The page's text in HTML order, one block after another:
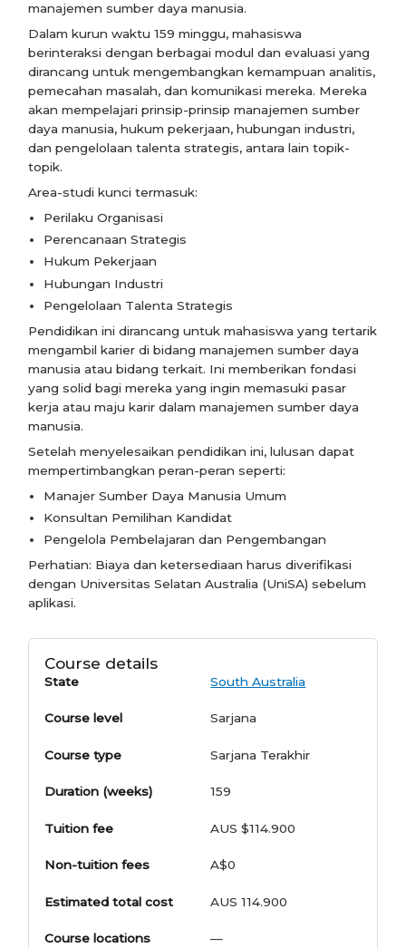
manajemen sumber daya manusia.
Dalam kurun waktu 159 minggu, mahasiswa
berinteraksi dengan berbagai modul dan evaluasi yang
dirancang untuk mengembangkan kemampuan analitis,
pemecahan masalah, dan komunikasi mereka. Mereka
akan mempelajari prinsip-prinsip manajemen sumber
daya manusia, hukum pekerjaan, hubungan industri,
dan pengelolaan talenta strategis, antara lain topik-
topik.
Area-studi kunci termasuk:
Perilaku Organisasi
Perencanaan Strategis
Hukum Pekerjaan
Hubungan Industri
Pengelolaan Talenta Strategis
Pendidikan ini dirancang untuk mahasiswa yang tertarik
mengambil karier di bidang manajemen sumber daya
manusia atau bidang terkait. Ini memberikan fondasi
yang solid bagi mereka yang ingin memasuki pasar
kerja atau maju karir dalam manajemen sumber daya
manusia.
Setelah menyelesaikan pendidikan ini, lulusan dapat
mempertimbangkan peran-peran seperti:
Manajer Sumber Daya Manusia Umum
Konsultan Pemilihan Kandidat
Pengelola Pembelajaran dan Pengembangan
Perhatian: Biaya dan ketersediaan harus diverifikasi
dengan Universitas Selatan Australia (UniSA) sebelum
aplikasi.
Course details
State South Australia
Course level Sarjana
Course type Sarjana Terakhir
Duration (weeks) 159
Tuition fee AUS $114.900
Non-tuition fees A$0
Estimated total cost AUS 114.900
Course locations —